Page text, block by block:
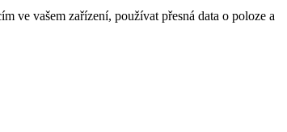
ve vašem zařízení, používat přesná data o poloze a